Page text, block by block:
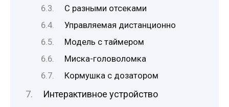
С разными отсеками
Управляемая дистанционно
Модель с таймером
Миска-головоломка
Кормушка с дозатором
Интерактивное устройство